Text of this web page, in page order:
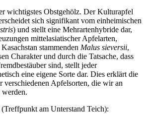
wichtigstes Obstgehölz. Der Kulturapfel
sich signifikant vom einheimischen
) und stellt eine Mehrartenhybride dar,
mittelasiatischer Apfelarten,
stammenden Malus sieversii,
Charakter und durch die Tatsache, dass
sind, stellt jeder
eine eigene Sorte dar. Dies erklärt die
verschiedenen Apfelsorten, die wir an
werden.
am Unterstand Teich):